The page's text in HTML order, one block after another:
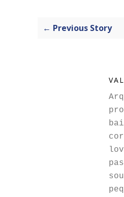
← Previous Story